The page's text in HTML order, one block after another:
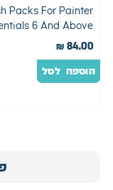
Packs For Painter
6 And Above
₪ 84.00
הוספה לסל